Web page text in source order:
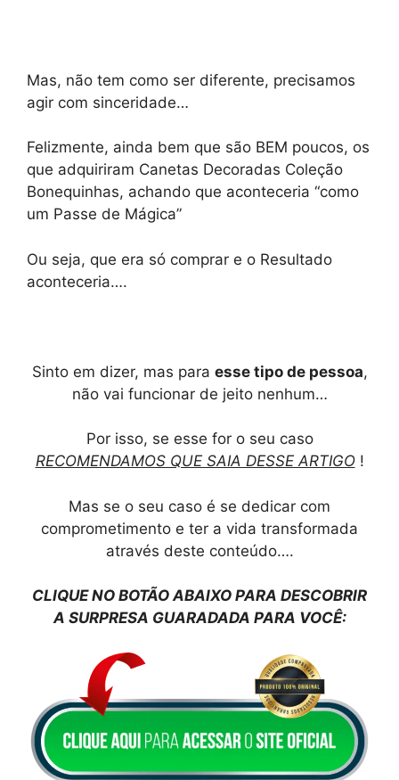
Mas, não tem como ser diferente, precisamos
agir com sinceridade…
Felizmente, ainda bem que são BEM poucos, os
que adquiriram Canetas Decoradas Coleção
Bonequinhas, achando que aconteceria “como
um Passe de Mágica”
Ou seja, que era só comprar e o Resultado
aconteceria….
Sinto em dizer, mas para esse tipo de pessoa,
não vai funcionar de jeito nenhum…
Por isso, se esse for o seu caso
RECOMENDAMOS QUE SAIA DESSE ARTIGO!
Mas se o seu caso é se dedicar com
comprometimento e ter a vida transformada
através deste conteúdo….
CLIQUE NO BOTÃO ABAIXO PARA DESCOBRIR
A SURPRESA GUARADADA PARA VOCÊ: